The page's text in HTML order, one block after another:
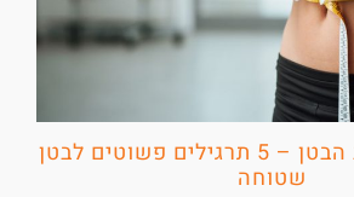
תרגילים לחיטוב הבטן – 5 תרגילים פשוטים לבטן
שטוחה